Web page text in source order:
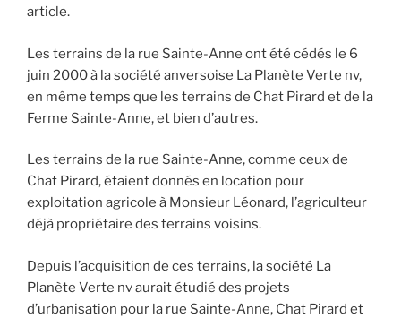
article.
Les terrains de la rue Sainte-Anne ont été cédés le 6
juin 2000 à la société anversoise La Planète Verte nv,
en même temps que les terrains de Chat Pirard et de la
Ferme Sainte-Anne, et bien d’autres.
Les terrains de la rue Sainte-Anne, comme ceux de
Chat Pirard, étaient donnés en location pour
exploitation agricole à Monsieur Léonard, l’agriculteur
déjà propriétaire des terrains voisins.
Depuis l’acquisition de ces terrains, la société La
Planète Verte nv aurait étudié des projets
d’urbanisation pour la rue Sainte-Anne, Chat Pirard et